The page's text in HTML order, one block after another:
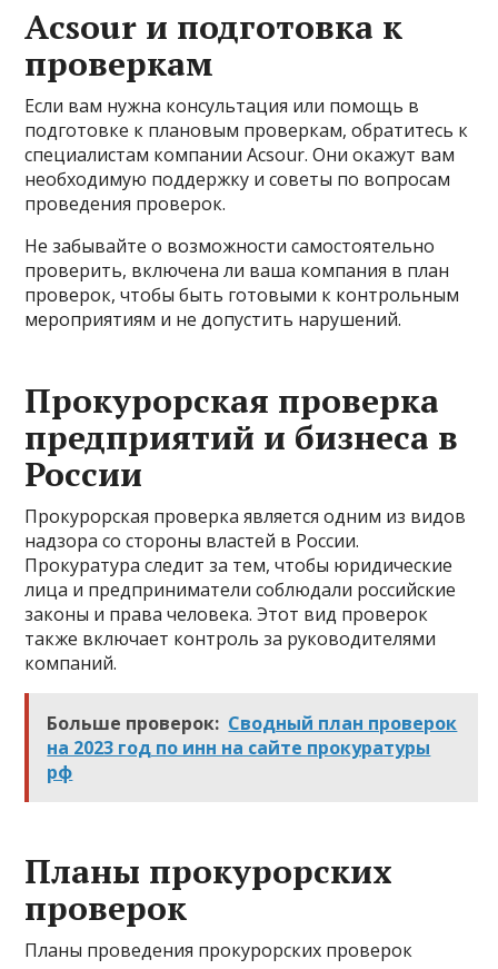
Аcsour и подготовка к
проверкам
Если вам нужна консультация или помощь в
подготовке к плановым проверкам, обратитесь к
специалистам компании Acsour. Они окажут вам
необходимую поддержку и советы по вопросам
проведения проверок.
Не забывайте о возможности самостоятельно
проверить, включена ли ваша компания в план
проверок, чтобы быть готовыми к контрольным
мероприятиям и не допустить нарушений.
Прокурорская проверка
предприятий и бизнеса в
России
Прокурорская проверка является одним из видов
надзора со стороны властей в России.
Прокуратура следит за тем, чтобы юридические
лица и предприниматели соблюдали российские
законы и права человека. Этот вид проверок
также включает контроль за руководителями
компаний.
Больше проверок: Сводный план проверок
на 2023 год по инн на сайте прокуратуры
рф
Планы прокурорских
проверок
Планы проведения прокурорских проверок